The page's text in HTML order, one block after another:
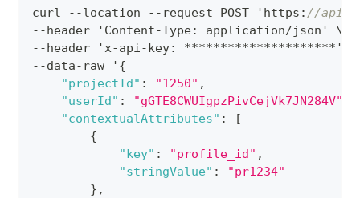
curl --location --request POST 'https : //
--header 'Content-Type:
application/json' \
--header 'x-api-key:
*********************' \
--data-raw ' {
"projectId" : "1250" ,
"userId" : "gGTE8CWUIgpzPivCejVk7JN284V"
"contextualAttributes" :
[
{
"key" : "profile_id" ,
"stringValue" :
"pr1234"
} ,